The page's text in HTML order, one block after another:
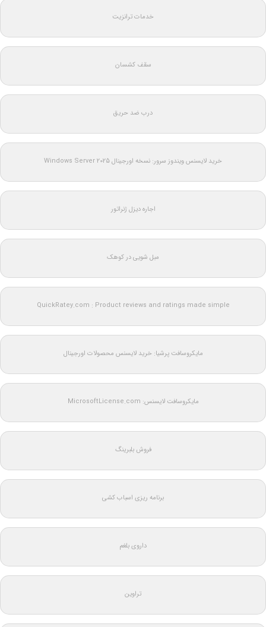
خدمات ترانزیت
سقف کشسان
درب ضد حریق
خرید لایسنس ویندوز سرور: نسخه اورجینال Windows Server 2025
اجاره دیزل ژنراتور
مبل شویی در کوهک
QuickRatey.com : Product reviews and ratings made simple
مایکروسافت پرشیا: خرید لایسنس محصولات اورجینال
مایکروسافت لایسنس: MicrosoftLicense.com
فروش بلبرینگ
برنامه ریزی اسباب کشی
داروی بلغم
تراوین